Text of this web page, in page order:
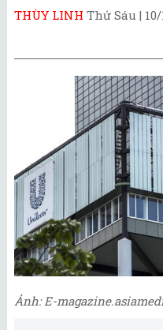
THÙY LINH Thứ Sáu |
Ảnh: E-